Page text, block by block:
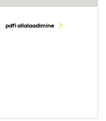
pdfi allalaadimine